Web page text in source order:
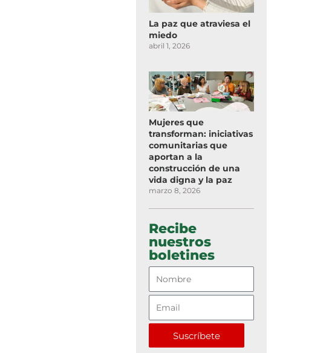
La paz que atraviesa el
miedo
abril 1, 2026
Mujeres que
transforman: iniciativas
comunitarias que
aportan a la
construcción de una
vida digna y la paz
marzo 8, 2026
Recibe
nuestros
boletines
Suscríbete